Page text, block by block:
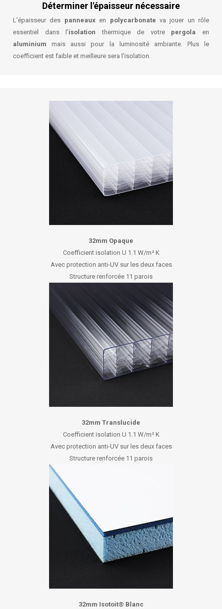
Déterminer l'épaisseur nécessaire
L'épaisseur des panneauxen polycarbonate va jouer un rôle
essentiel dans l'isolation thermique de votre pergola en
aluminium mais aussi pour la luminosité ambiante. Plus le
coefficient est faible et meilleure sera l'isolation.
32mm Opaque
Coefficient isolation U 1.1 W/m² K
Avec protection anti-UV sur les deux faces
Structure renforcée 11 parois
32mm Translucide
Coefficient isolation U 1.1 W/m² K
Avec protection anti-UV sur les deux faces
Structure renforcée 11 parois
32mm Isotoit® Blanc